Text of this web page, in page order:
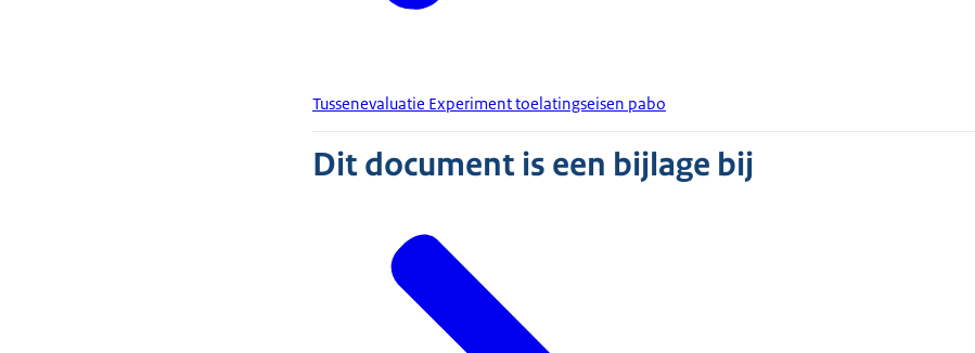
Tussenevaluatie Experiment toelatingseisen pabo
Dit document is een bijlage bij